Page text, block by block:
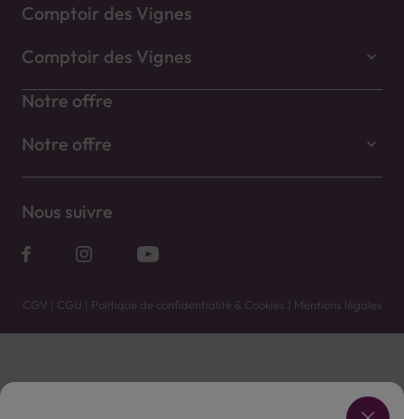
Comptoir des Vignes
Comptoir des Vignes
Notre offre
Notre offre
Nous suivre
CGV | CGU | Politique de confidentialité & Cookies | Mentions légales
Vente uniquement en caves. Contactez votre caviste pour plus de renseignements.